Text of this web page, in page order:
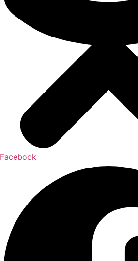
Facebook